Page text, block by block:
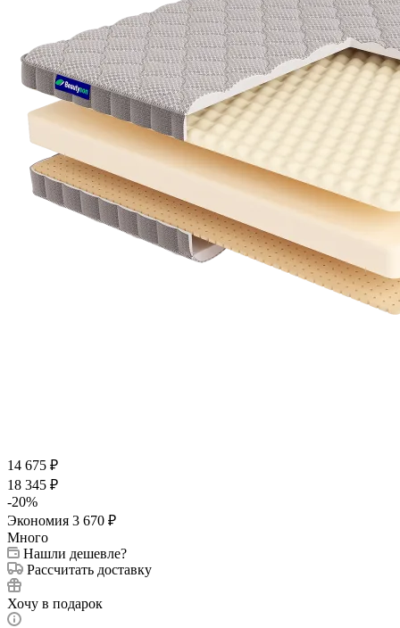
14 675 ₽
18 345 ₽
-20%
Экономия 3 670 ₽
Много
Нашли дешевле?
Рассчитать доставку
Хочу в подарок